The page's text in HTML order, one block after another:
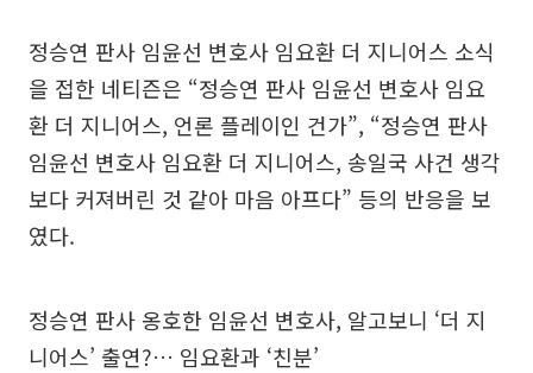
정승연 판사 임윤선 변호사 임요환 더 지니어스 소식
을 접한 네티즌은 “정승연 판사 임윤선 변호사 임요
환 더 지니어스, 언론 플레이인 건가”, “정승연 판사
임윤선 변호사 임요환 더 지니어스, 송일국 사건 생각
보다 커져버린 것 같아 마음 아프다” 등의 반응을 보
였다.
정승연 판사 옹호한 임윤선 변호사, 알고보니 ‘더 지
니어스’ 출연?… 임요환과 ‘친분’